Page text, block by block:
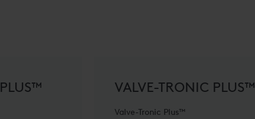
VALVE-TRONIC PLUS™
Valve-Tronic Plus™